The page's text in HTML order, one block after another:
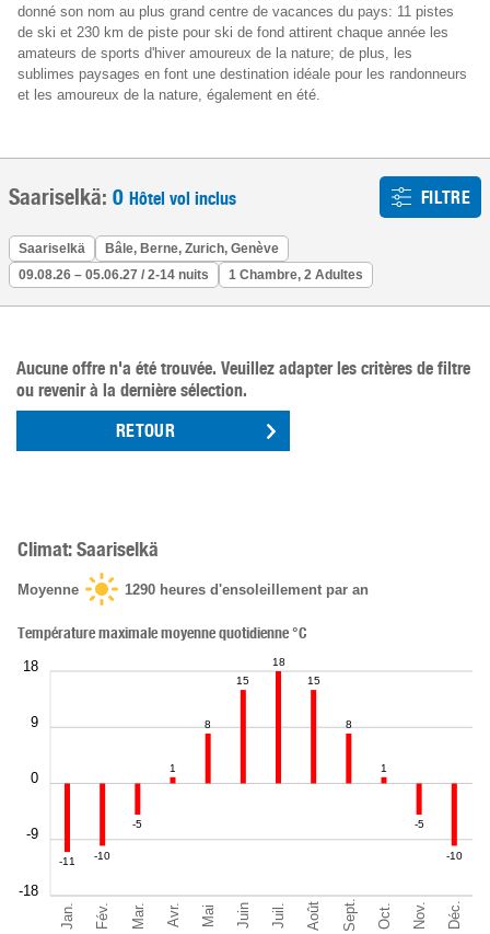
donné son nom au plus grand centre de vacances du pays: 11 pistes
de ski et 230 km de piste pour ski de fond attirent chaque année les
amateurs de sports d'hiver amoureux de la nature; de plus, les
sublimes paysages en font une destination idéale pour les randonneurs
et les amoureux de la nature, également en été.
Saariselkä: 0 Hôtel vol inclus FILTRE
Saariselkä
Bâle, Berne, Zurich, Genève
09.08.26 – 05.06.27 / 2-14 nuits
1 Chambre, 2 Adultes
Aucune offre n'a été trouvée. Veuillez adapter les critères de filtre
ou revenir à la dernière sélection.
RETOUR
Climat: Saariselkä
Moyenne 1290 heures d'ensoleillement par an
Jan. Fév. Mar. Avr. Mai Juin Juil. Août Sept. Oct. Nov. Déc.
-18
-9
0
9
18
Température maximale moyenne quotidienne °C
-11
-10
-5
1
8
15
18
15
8
1
-5
-10